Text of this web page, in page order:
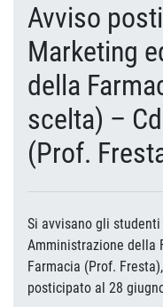
Avviso
Marketing
della
scelta) –
(Prof.
Si avvisano gli studenti
Amministrazione della
Farmacia (Prof.
posticipato al 28